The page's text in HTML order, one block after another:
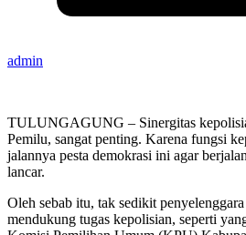
admin
TULUNGAGUNG – Sinergitas
Pemilu, sangat penting. Karena fungsi
jalannya pesta demokrasi ini agar
lancar.
Oleh sebab itu, tak sedikit
mendukung tugas kepolisian, seperti